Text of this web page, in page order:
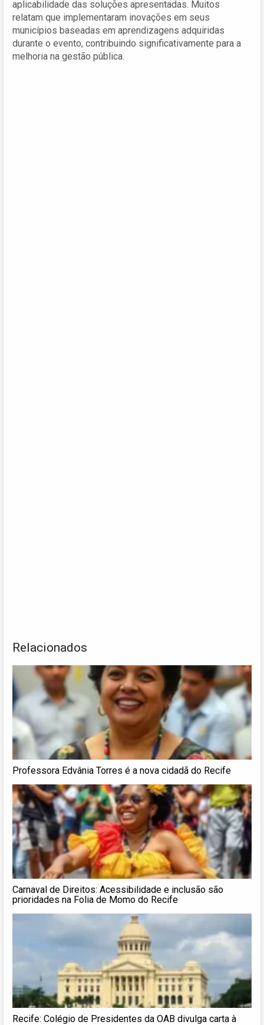
aplicabilidade das soluções apresentadas. Muitos
relatam que implementaram inovações em seus
municípios baseadas em aprendizagens adquiridas
durante o evento, contribuindo significativamente para a
melhoria na gestão pública.
Relacionados
Professora Edvânia Torres é a nova cidadã do Recife
Carnaval de Direitos: Acessibilidade e inclusão são
prioridades na Folia de Momo do Recife
Recife: Colégio de Presidentes da OAB divulga carta à